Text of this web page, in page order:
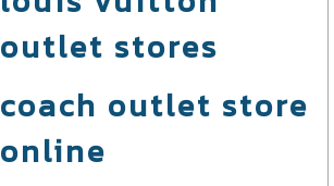
outlet stores
coach outlet store
online